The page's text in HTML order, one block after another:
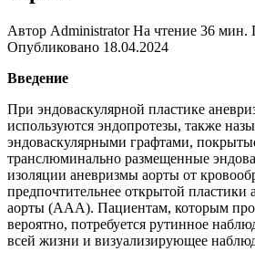
Автор Administrator На чтение 36 мин.
Опубликовано 18.04.2024
Введение
При эндоваскулярной пластике
используются эндопротезы, также
эндоваскулярными графтами,
транслюминально размещенные
изоляции аневризмы аорты от
предпочтительнее открытой
аорты (ААА). Пациентам, которым
вероятно, потребуется рутинное
всей жизни и визуализирующее